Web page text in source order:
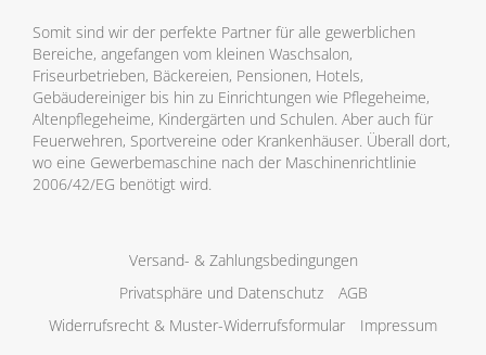
Somit sind wir der perfekte Partner für alle gewerblichen
Bereiche, angefangen vom kleinen Waschsalon,
Friseurbetrieben, Bäckereien, Pensionen, Hotels,
Gebäudereiniger bis hin zu Einrichtungen wie Pflegeheime,
Altenpflegeheime, Kindergärten und Schulen. Aber auch für
Feuerwehren, Sportvereine oder Krankenhäuser. Überall dort,
wo eine Gewerbemaschine nach der Maschinenrichtlinie
2006/42/EG benötigt wird.
Versand- & Zahlungsbedingungen
Privatsphäre und Datenschutz
AGB
Widerrufsrecht & Muster-Widerrufsformular
Impressum